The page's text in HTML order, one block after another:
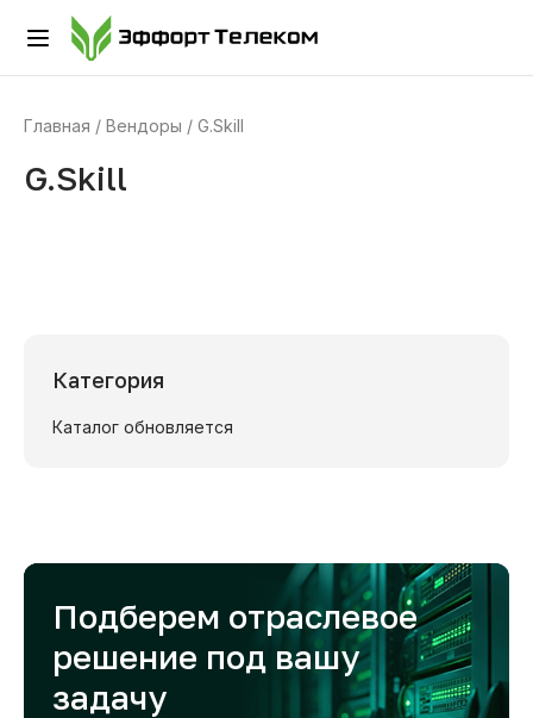
Главная Вендоры G.Skill
G.Skill
Категория
Каталог обновляется
Подберем отраслевое
решение под вашу
задачу